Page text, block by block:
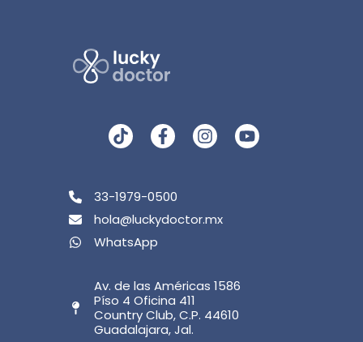
33-1979-0500
hola@luckydoctor.mx
WhatsApp
Av. de las Américas 1586
Píso 4 Oficina 411
Country Club, C.P. 44610
Guadalajara, Jal.